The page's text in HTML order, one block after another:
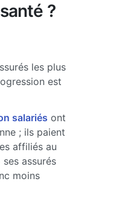
?
les plus
est
salariés ont
; ils paient
affiliés au
assurés
moins